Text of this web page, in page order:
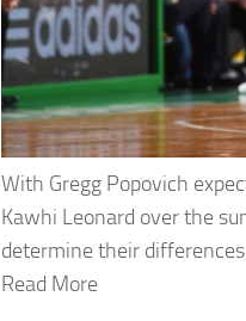
With Gregg Popovich
Kawhi Leonard over the
determine their
Read More